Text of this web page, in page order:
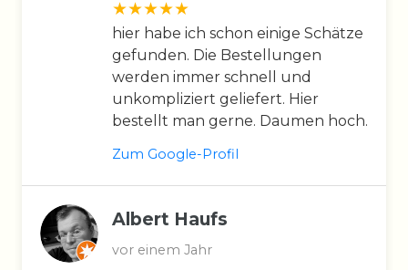
hier habe ich schon einige Schätze
gefunden. Die Bestellungen
werden immer schnell und
unkompliziert geliefert. Hier
bestellt man gerne. Daumen hoch.
Zum Google-Profil
Albert Haufs
vor einem Jahr